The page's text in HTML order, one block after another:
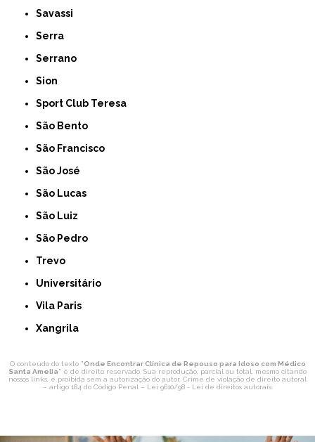
Savassi
Serra
Serrano
Sion
Sport Club Teresa
São Bento
São Francisco
São José
São Lucas
São Luiz
São Pedro
Trevo
Universitário
Vila Paris
Xangrila
O conteúdo do texto "Onde Encontrar Clínica de Repouso para Idoso com Médico
Santa Amelia" é de direito reservado. Sua reprodução, parcial ou total, mesmo citando
nossos links, é proibida sem a autorização do autor. Crime de violação de direito autoral
– artigo 184 do Código Penal – Lei 9610/98 - Lei de direitos autorais.